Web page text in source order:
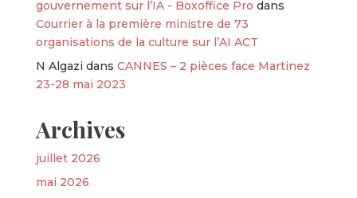
gouvernement sur l’IA - Boxoffice Pro dans
Courrier à la première ministre de 73
organisations de la culture sur l’AI ACT
N Algazi dans CANNES – 2 pièces face Martinez
23-28 mai 2023
Archives
juillet 2026
mai 2026